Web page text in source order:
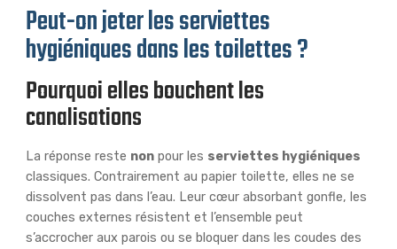
Peut-on jeter les serviettes
hygiéniques dans les toilettes ?
Pourquoi elles bouchent les
canalisations
La réponse reste nonpour les serviettes hygiéniques
classiques. Contrairement au papier toilette, elles ne se
dissolvent pas dans l’eau. Leur cœur absorbant gonfle, les
couches externes résistent et l’ensemble peut
s’accrocher aux parois ou se bloquer dans les coudes des